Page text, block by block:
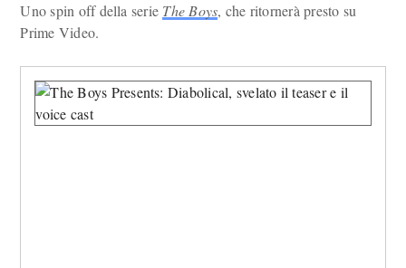
Uno spin off della serie The Boys, che ritornerà presto su
Prime Video.